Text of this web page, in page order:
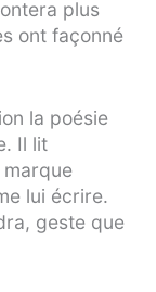
plus
ont façonné
la poésie
Il lit
marque
lui écrire.
geste que